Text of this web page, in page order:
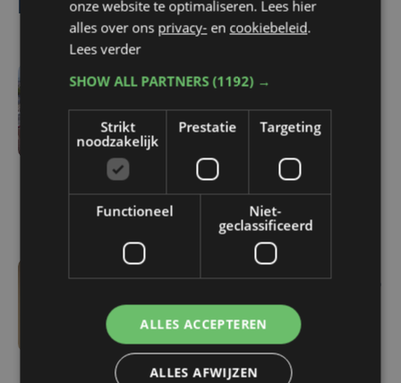
Lees ook
1 uur geleden
Veurne moet zo'n twee
miljoen euro aan
onrechtmatig
gerecupereerde BTW
Geen plaats in de
jeugdopvang? Steeds
meer kinderen belanden
dan eerst in het
onze website te optimaliseren. Lees hier
alles over ons privacy- en cookiebeleid.
Lees verder
SHOW ALL PARTNERS(1192) →
Strikt
noodzakelijk
Prestatie Targeting
Functioneel
Niet-
geclassificeerd
ALLES ACCEPTEREN
ALLES AFWIJZEN